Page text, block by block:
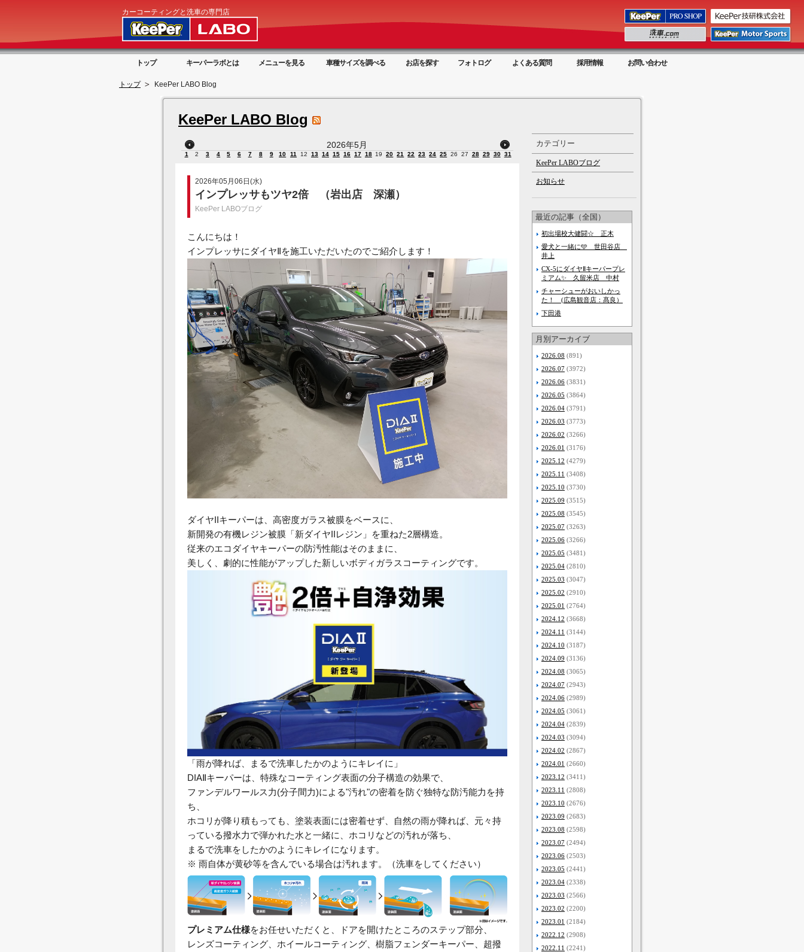
カーコーティングと洗車の専門店
トップ キーパーラボとは メニューを見る 車種サイズを調べる お店を探す フォトログ よくある質問 採用情報 お問い合わせ
トップ KeePer LABO Blog
KeePer LABO Blog
2026年5月
1 2 3 4 5 6 7 8 9 10 11 12 13 14 15 16 17 18 19 20 21 22 23 24 25 26 27 28 29 30 31
2026年05月06日(水)
インプレッサもツヤ2倍 （岩出店 深瀬）
KeePer LABOブログ
こんにちは！
インプレッサにダイヤⅡを施工いただいたのでご紹介します！
ダイヤIIキーパーは、高密度ガラス被膜をベースに、
新開発の有機レジン被膜「新ダイヤIIレジン」を重ねた2層構造。
従来のエコダイヤキーパーの防汚性能はそのままに、
美しく、劇的に性能がアップした新しいボディガラスコーティングです。
「雨が降れば、まるで洗車したかのようにキレイに」
DIAⅡキーパーは、特殊なコーティング表面の分子構造の効果で、
ファンデルワールス力(分子間力)による"汚れ"の密着を防ぐ独特な防汚能力を持
ち、
ホコリが降り積もっても、塗装表面には密着せず、自然の雨が降れば、元々持
っている撥水力で弾かれた水と一緒に、ホコリなどの汚れが落ち、
まるで洗車をしたかのようにキレイになります。
※ 雨自体が黄砂等を含んでいる場合は汚れます。（洗車をしてください）
プレミアム仕様をお任せいただくと、ドアを開けたところのステップ部分
レンズコーティング、ホイールコーティング、樹脂フェンダーキーパー、超撥
カテゴリー
KeePer LABOブログ
お知らせ
最近の記事（全国）
初出場校大健闘☆ 正木
愛犬と一緒に🩵 世田谷店
井上
CX-5にダイヤⅡキーパープレ
ミアム✨️ 久留米店 中村
チャーシューがおいしかっ
た！ (広島観音店：髙良）
下田港
月別アーカイブ
2026.08 (891)
2026.07 (3972)
2026.06 (3831)
2026.05 (3864)
2026.04 (3791)
2026.03 (3773)
2026.02 (3266)
2026.01 (3176)
2025.12 (4279)
2025.11 (3408)
2025.10 (3730)
2025.09 (3515)
2025.08 (3545)
2025.07 (3263)
2025.06 (3266)
2025.05 (3481)
2025.04 (2810)
2025.03 (3047)
2025.02 (2910)
2025.01 (2764)
2024.12 (3668)
2024.11 (3144)
2024.10 (3187)
2024.09 (3136)
2024.08 (3065)
2024.07 (2943)
2024.06 (2989)
2024.05 (3061)
2024.04 (2839)
2024.03 (3094)
2024.02 (2867)
2024.01 (2660)
2023.12 (3411)
2023.11 (2808)
2023.10 (2676)
2023.09 (2683)
2023.08 (2598)
2023.07 (2494)
2023.06 (2503)
2023.05 (2441)
2023.04 (2338)
2023.03 (2566)
2023.02 (2200)
2023.01 (2184)
2022.12 (2908)
2022.11 (2241)